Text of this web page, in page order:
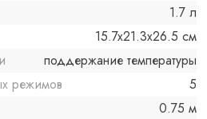
1.7 л
15.7x21.3x26.5 см
поддержание температуры
режимов
5
0.75 м